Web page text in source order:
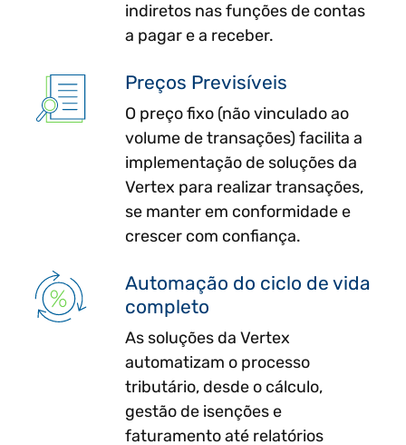
indiretos nas funções de contas
a pagar e a receber.
Preços Previsíveis
O preço fixo (não vinculado ao
volume de transações) facilita a
implementação de soluções da
Vertex para realizar transações,
se manter em conformidade e
crescer com confiança.
Automação do ciclo de vida
completo
As soluções da Vertex
automatizam o processo
tributário, desde o cálculo,
gestão de isenções e
faturamento até relatórios